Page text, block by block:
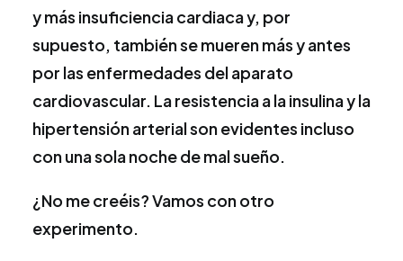
y más insuficiencia cardiaca y, por
supuesto, también se mueren más y antes
por las enfermedades del aparato
cardiovascular. La resistencia a la insulina y la
hipertensión arterial son evidentes incluso
con una sola noche de mal sueño.
¿No me creéis? Vamos con otro
experimento.